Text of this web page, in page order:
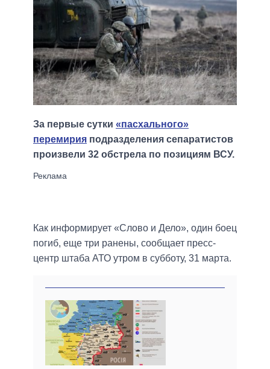
За первые сутки «пасхального»
перемирия подразделения сепаратистов
произвели 32 обстрела по позициям ВСУ.
Как информирует «Слово и Дело», один боец
погиб, еще три ранены, сообщает пресс-
центр штаба АТО утром в субботу, 31 марта.